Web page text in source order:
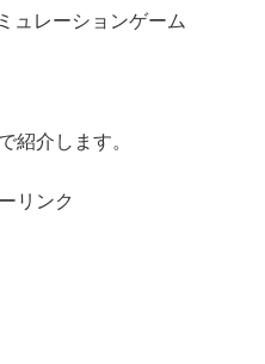
ュレーションゲーム
紹介します。
リンク